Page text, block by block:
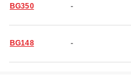
BG350 -
BG148 -